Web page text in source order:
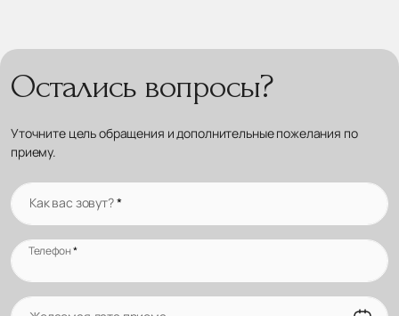
Остались вопросы?
Уточните цель обращения и дополнительные пожелания по
приему.
Как вас зовут?*
Телефон*